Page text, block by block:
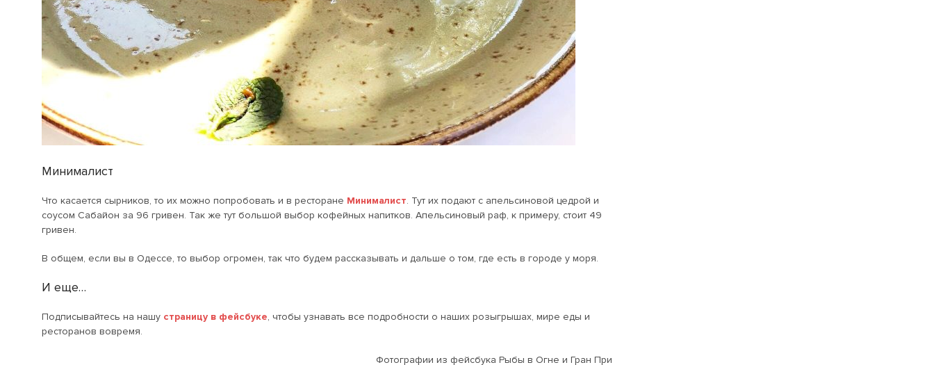
Минималист
Что касается сырников, то их можно попробовать и в ресторане Минималист. Тут их подают с апельсиновой цедрой и
соусом Сабайон за 96 гривен. Так же тут большой выбор кофейных напитков. Апельсиновый раф, к примеру, стоит 49
гривен.
В общем, если вы в Одессе, то выбор огромен, так что будем рассказывать и дальше о том, где есть в городе у моря.
И еще…
Подписывайтесь на нашу страницу в фейсбуке, чтобы узнавать все подробности о наших розыгрышах, мире еды и
ресторанов вовремя.
Фотографии из фейсбука Рыбы в Огне и Гран При